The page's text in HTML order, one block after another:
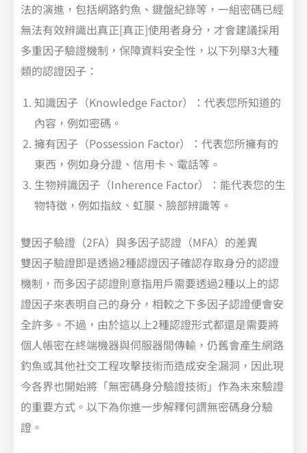
法的演進，包括網路釣魚、鍵盤紀錄等，一組密碼已經
無法有效辨識出真正[真正]使用者身分，才會建議採用
多重因子驗證機制，保障資料安全性，以下列舉3大種
類的認證因子：
知識因子（Knowledge Factor）：代表您所知道的
內容，例如密碼。
擁有因子（Possession Factor）：代表您所擁有的
東西，例如身分證、信用卡、電話等。
生物辨識因子（Inherence Factor）：能代表您的生
物特徵，例如指紋、虹膜、臉部辨識等。
雙因子驗證（2FA）與多因子認證（MFA）的差異
雙因子驗證即是透過2種認證因子確認存取身分的認證
機制，而多因子認證則意指用戶需要透過2種以上的認
證因子來表明自己的身分，相較之下多因子認證便會安
全許多。不過，由於這以上2種認證形式都還是需要將
個人帳密在終端機器與伺服器間傳輸，仍舊會產生網路
釣魚或其他社交工程攻擊技術而造成安全漏洞，因此現
今各界也開始將「無密碼身分驗證技術」作為未來驗證
的重要方式。以下為你進一步解釋何謂無密碼身分驗
證。